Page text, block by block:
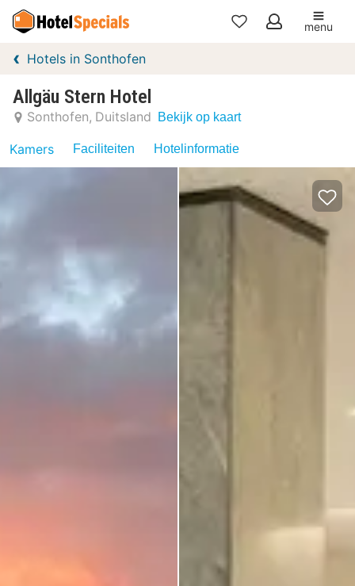
Mijn
menu
Hotels in Sonthofen
Allgäu Stern Hotel
Sonthofen Duitsland Bekijk op kaart
Kamers Faciliteiten Hotelinformatie